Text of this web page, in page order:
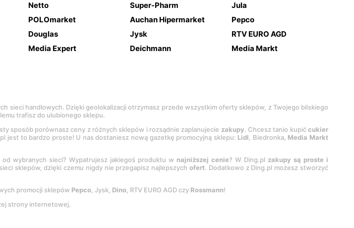
Netto Super-Pharm
Jula
POLOmarket Auchan Hipermarket
Pepco
Douglas Jysk
RTV EURO AGD
Media Expert Deichmann Media Markt
sieci handlowych. Dzięki geolokalizacji otrzymasz przede wszystkim oferty sklepów, z Twojego bliskiego
trafisz do ulubionego sklepu.
sposób porównasz ceny z różnych sklepów i rozsądnie zaplanujecie zakupy. Chcesz tanio kupićcukier
jest to bardzo proste! U nas dostaniesz nową gazetkę promocyjną sklepu: Lidl, Biedronka, Media Markt
wybranych sieci? Wypatrujesz jakiegoś produktu w najniższej cenie? W Ding.pl zakupy są proste i
sklepów, dzięki czemu nigdy nie przegapisz najlepszychofert. Dodatkowo z Ding.pl możesz stworzyć
promocji sklepów Pepco, Jysk, Dino, RTV EURO AGD czy Rossmann!
strony internetowej.